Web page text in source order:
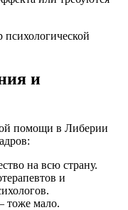
психологической
и
помощи в Либерии
на всю страну.
и
тоже мало.